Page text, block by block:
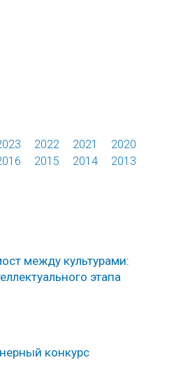
2022 2021
2020
2015 2014
2013
между культурами:
этапа
конкурс